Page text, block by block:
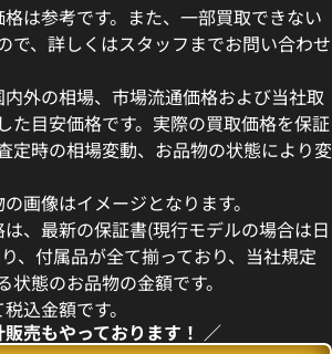
チョコ
す
コレート文字盤
参考買取価格
9,710,000円
※2026年7月時点の参考買取価
は参考です。また、一部買取できない
で、詳しくはスタッフまでお問い合わせ
外の相場、市場流通価格および当社取
た目安価格です。実際の買取価格を保証
定時の相場変動、お品物の状態により変
画像はイメージとなります。
、最新の保証書(現行モデルの場合は日
、付属品が全て揃っており、当社規定
態のお品物の金額です。
込金額です。
売もやっております！ ／